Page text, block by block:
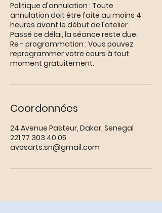
Politique d'annulation : Toute
annulation doit être faite au moins 4
heures avant le début de l'atelier.
Passé ce délai, la séance reste due.
Re - programmation : Vous pouvez
reprogrammer votre cours à tout
moment gratuitement.
Coordonnées
24 Avenue Pasteur, Dakar, Senegal
221 77 303 40 05
avosarts.sn@gmail.com